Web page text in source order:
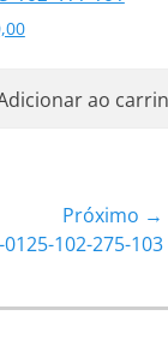
ao
Próximo →
102-275-103